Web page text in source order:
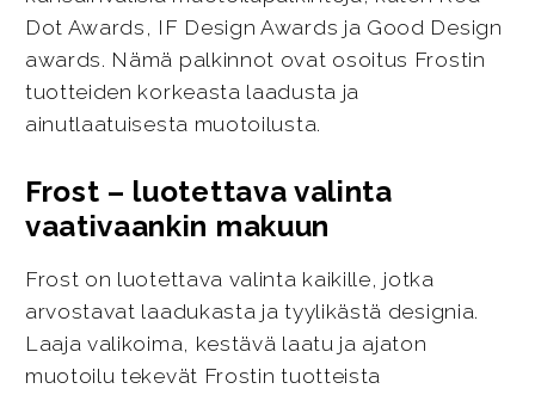
Dot Awards, IF Design Awards ja Good Design
awards. Nämä palkinnot ovat osoitus Frostin
tuotteiden korkeasta laadusta ja
ainutlaatuisesta muotoilusta.
Frost – luotettava valinta
vaativaankin makuun
Frost on luotettava valinta kaikille, jotka
arvostavat laadukasta ja tyylikästä designia.
Laaja valikoima, kestävä laatu ja ajaton
muotoilu tekevät Frostin tuotteista